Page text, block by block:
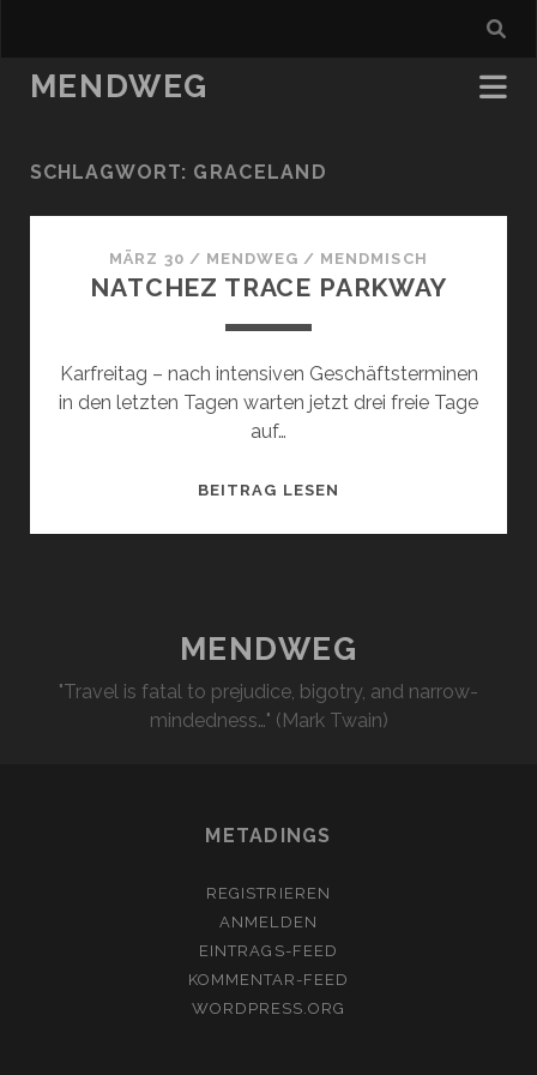
MENDWEG
SCHLAGWORT: GRACELAND
MÄRZ 30 / MENDWEG / MENDMISCH
NATCHEZ TRACE PARKWAY
Karfreitag – nach intensiven Geschäftsterminen
in den letzten Tagen warten jetzt drei freie Tage
auf…
BEITRAG LESEN
MENDWEG
"Travel is fatal to prejudice, bigotry, and narrow-
mindedness…" (Mark Twain)
METADINGS
REGISTRIEREN
ANMELDEN
EINTRAGS-FEED
KOMMENTAR-FEED
WORDPRESS.ORG